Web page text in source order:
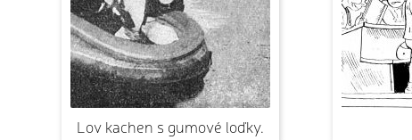
Lov kachen s gumové loďky.